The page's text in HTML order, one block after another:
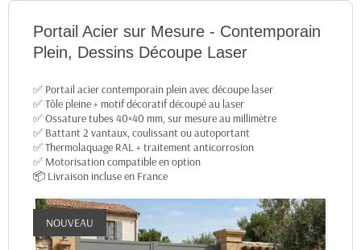
Portail Acier sur Mesure - Contemporain
Plein, Dessins Découpe Laser
✅ Portail acier contemporain plein avec découpe laser
✅ Tôle pleine + motif décoratif découpé au laser
✅ Ossature tubes 40×40 mm, sur mesure au millimètre
✅ Battant 2 vantaux, coulissant ou autoportant
✅ Thermolaquage RAL + traitement anticorrosion
✅ Motorisation compatible en option
📦 Livraison incluse en France
NOUVEAU